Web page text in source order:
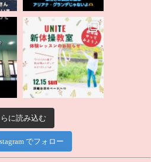
に読み込む
でフォロー